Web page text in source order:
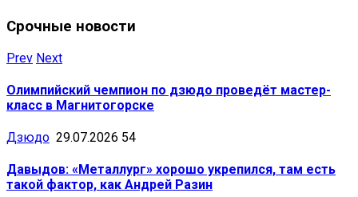
Срочные новости
Prev Next
Олимпийский чемпион по дзюдо проведёт мастер-
класс в Магнитогорске
Дзюдо 29.07.2026 54
Давыдов: «Металлург» хорошо укрепился, там есть
такой фактор, как Андрей Разин